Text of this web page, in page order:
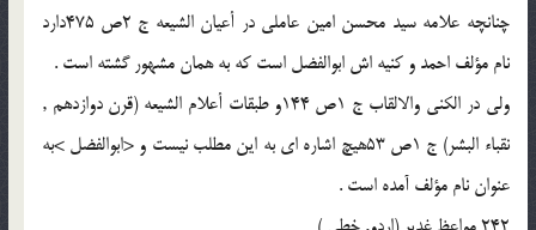
چنانچه علامه سيد محسن امين عاملى در أعيان الشيعه ج 2ص 475دارد
نام مؤلف احمد و كنيه اش ابوالفضل است كه به همان مشهور گشته است .
ولى در الكنى والالقاب ج 1ص 144و طبقات أعلام الشيعه (قرن دوازدهم ,
نقباء البشر) ج 1ص 53هيچ اشاره اى به اين مطلب نيست و <ابوالفضل >به
عنوان نام مؤلف آمده است .